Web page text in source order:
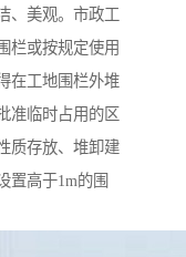
、美观。市政工
栏或按规定使用
在工地围栏外堆
准临时占用的区
质存放、堆卸建
置高于1m的围